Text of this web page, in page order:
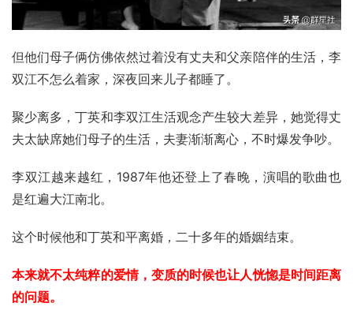
但他们母子俩仿佛依然过着没有丈夫和父亲陪伴的生活，李
双江不怎么着家，深夜回来儿子都睡了。
聚少离多，丁英和李双江生活观念产生较大差异，她觉得丈
夫太缺席她们母子的生活，夫妻渐渐离心，不时爆发争吵。
李双江越来越红，1987年他还登上了春晚，演唱的歌曲也
是红遍大江南北。
这个时候他和丁英和平离婚，二十多年的婚姻结束。
本来就不太纯粹的爱情，变质的时候也让人恍惚是时间距离
的问题。